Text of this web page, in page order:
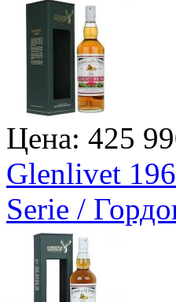
Цена: 425
Glenlivet
Serie /